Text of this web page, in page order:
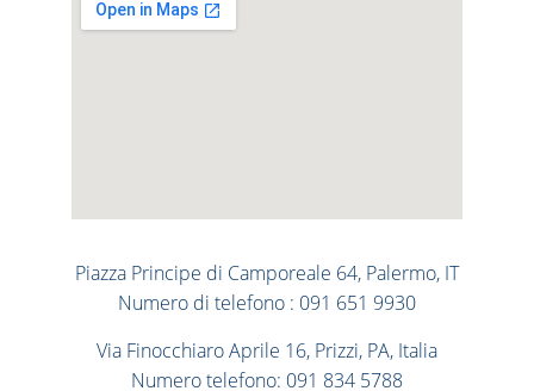
Piazza Principe di Camporeale 64, Palermo, IT
Numero di telefono : 091 651 9930
Via Finocchiaro Aprile 16, Prizzi, PA, Italia
Numero telefono: 091 834 5788